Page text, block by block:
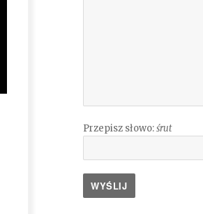
Przepisz słowo:śrut